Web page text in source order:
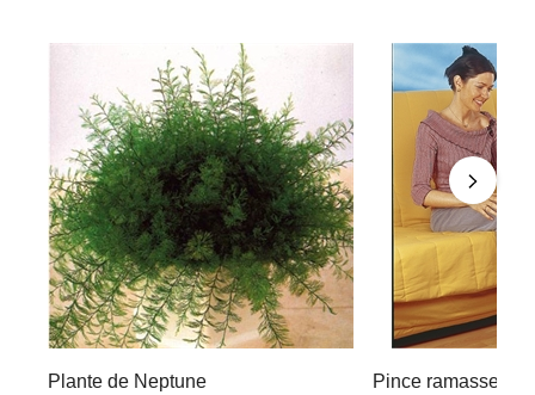
Plante de Neptune
Pince ramasse-